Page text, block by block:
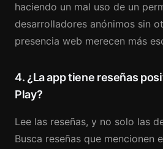
haciendo un mal uso de un
desarrolladores anónimos sin
presencia web merecen más
4. ¿La app tiene reseñas
Play?
Lee las reseñas, y no solo las
Busca reseñas que mencionen